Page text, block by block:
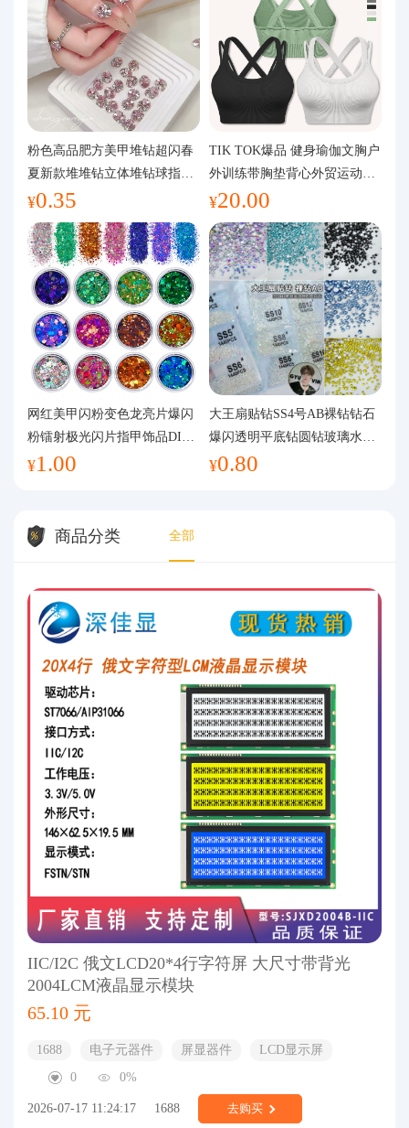
粉色高品肥方美甲堆钻超闪春
夏新款堆堆钻立体堆钻球指甲
装饰品
¥0.35
TIK TOK爆品 健身瑜伽文胸户
外训练带胸垫背心外贸运动瑜
伽服女
¥20.00
网红美甲闪粉变色龙亮片爆闪
粉镭射极光闪片指甲饰品DIY
手工流麻
¥1.00
大王扇贴钻SS4号AB裸钻钻石
爆闪透明平底钻圆钻玻璃水钻
美甲钻饰
¥0.80
商品分类 全部
IIC/I2C 俄文LCD20*4行字符屏 大尺寸带背光
2004LCM液晶显示模块
65.10 元
1688 电子元器件 屏显器件
LCD显示屏
0
0%
2026-07-17 11:24:17 1688 去购买